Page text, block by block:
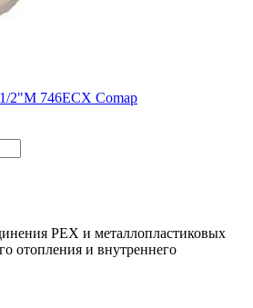
746ECX Comap
PEX и металлопластиковых
отопления и внутреннего